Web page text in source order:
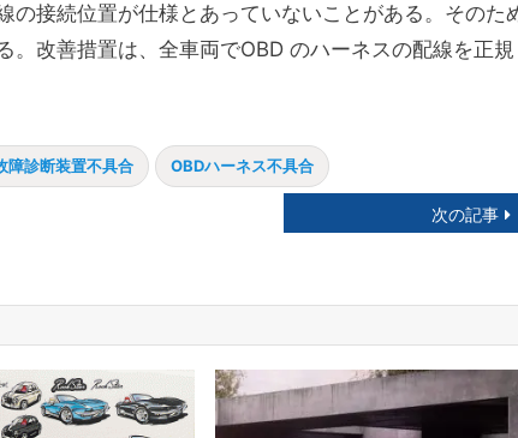
の接続位置が仕様とあっていないことがある。そのた
改善措置は、全車両でOBD のハーネスの配線を正規
障診断装置不具合 OBDハーネス不具合
次の記事